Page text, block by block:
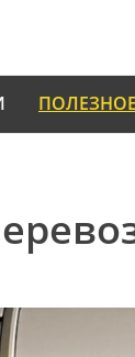
ПОЛЕЗНОЕ